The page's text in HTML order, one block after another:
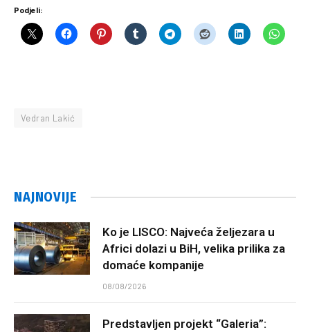
Podjeli:
Vedran Lakić
NAJNOVIJE
Ko je LISCO: Najveća željezara u
Africi dolazi u BiH, velika prilika za
domaće kompanije
08/08/2026
Predstavljen projekt “Galeria”: